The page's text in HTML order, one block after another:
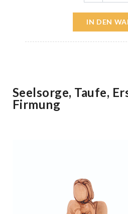
IN DEN
Seelsorge, Taufe,
Firmung